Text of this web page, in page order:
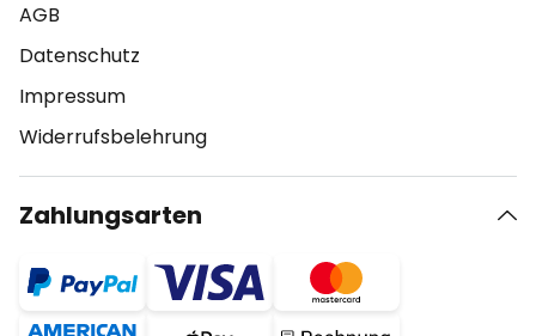
AGB
Datenschutz
Impressum
Widerrufsbelehrung
Zahlungsarten